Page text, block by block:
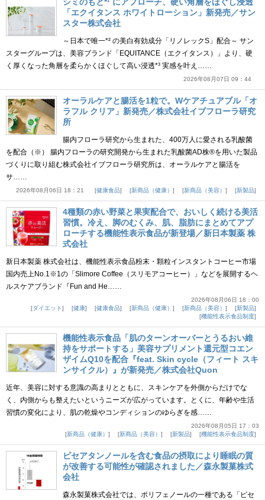
シミのもと*¹ にアプローチ、硬い角層をほぐし浸透
「エクイタンス ホワイトローション」新発売／サン
スター株式会社
～日本で唯一*² の美白有効成分「リノレックS」配合～ サン
スターグループは、美容ブランド「EQUITANCE（エクイタンス）」より、硬
く厚くなった角層を柔らかくほぐして高い浸透*³ 実感を叶え……
2026年08月07日 09：44
オーラルケアと腸活を1粒で。Wケアチュアブル「オ
ラフル クリア」新発売／株式会社イブフローラ研究
所
腸内フローラ研究から生まれた、400万人に愛される乳酸菌
を配合（※） 腸内フローラの研究開発から生まれた乳酸菌AD株®を用いた製品
づくりに取り組む株式会社イブフローラ研究所は、オーラルケアと腸活を
サ……
2026年08月06日 18：21 健康食品 新商品（健康） 新商品（美容） 新製品
4種類の赤い野菜と果実配合で、おいしく続ける美活
習慣。冷え、脚のむくみ、肌、脂肪にまとめてアプ
ローチする機能性表示食品が新登場／新日本製薬 株
式会社
新日本製薬 株式会社は、機能性表示食品粉末・顆粒インスタントコーヒー市場
国内売上No.1※1の「Slimore Coffee（スリモアコーヒー）」などを展開するヘ
ルスケアブランド『Fun and He……
2026年08月06日 18：00
ダイエット
健康 健康食品 新商品（健康） 新商品（美容）
新製品
機能性表示食品制度
機能性表示食品「肌のターンオーバーとうるおい維
持をサポートする」美容サプリメント還元型コエン
ザイムQ10を配合『feat. Skin cycle（フィート スキ
ンサイクル）』が新発売／株式会社Quon
近年、美容に対する意識の高まりとともに、スキンケアを外側からだけでな
く、内側からも整えたいというニーズが広がっています。とくに、年齢や生活
習慣の変化により、肌の乾燥やコンディションのゆらぎを感……
2026年08月05日 17：03
新商品（健康）
新商品（美容） 新製品 機能性表示食品制度
ピセアタンノールを含む食品の摂取により睡眠の質
が改善する可能性が確認されました／森永製菓株式
会社
森永製菓株式会社では、ポリフェノールの一種である「ピセ